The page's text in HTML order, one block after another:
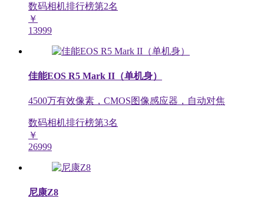
数码相机排行榜第2名
￥
13999
佳能EOS R5 Mark II（单机身）
4500万有效像素，CMOS图像感应器，自动对焦
数码相机排行榜第3名
￥
26999
尼康Z8